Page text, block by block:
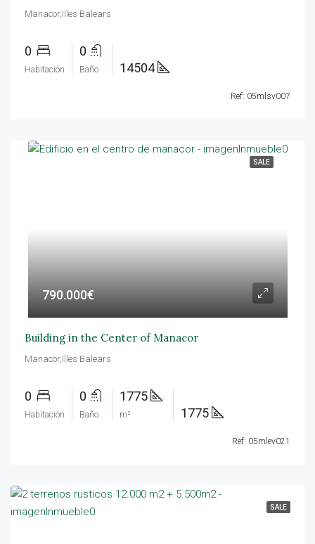
Manacor,Illes Balears
0
Habitación
0
Baño 14504
Ref: 05mlsv007
SALE
790.000€
Building in the Center of Manacor
Manacor,Illes Balears
0
Habitación
0
Baño
1775
m² 1775
Ref: 05mlev021
SALE